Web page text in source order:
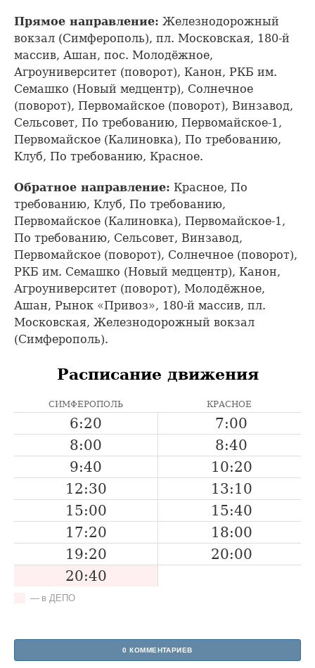
Прямое направление: Железнодорожный
вокзал (Симферополь), пл. Московская, 180-й
массив, Ашан, пос. Молодёжное,
Агроуниверситет (поворот), Канон, РКБ им.
Семашко (Новый медцентр), Солнечное
(поворот), Первомайское (поворот), Винзавод,
Сельсовет, По требованию, Первомайское-1,
Первомайское (Калиновка), По требованию,
Клуб, По требованию, Красное.
Обратное направление: Красное, По
требованию, Клуб, По требованию,
Первомайское (Калиновка), Первомайское-1,
По требованию, Сельсовет, Винзавод,
Первомайское (поворот), Солнечное (поворот),
РКБ им. Семашко (Новый медцентр), Канон,
Агроуниверситет (поворот), Молодёжное,
Ашан, Рынок «Привоз», 180-й массив, пл.
Московская, Железнодорожный вокзал
(Симферополь).
Расписание движения
СИМФЕРОПОЛЬ КРАСНОЕ
6:20
7:00
8:00
8:40
9:40
10:20
12:30
13:10
15:00
15:40
17:20
18:00
19:20
20:00
20:40
— в ДЕПО
0 КОММЕНТАРИЕВ